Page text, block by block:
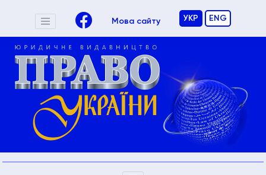
Мова сайту УКР ENG